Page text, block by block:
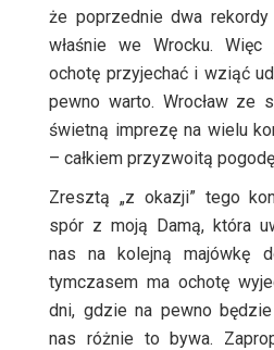
że poprzednie dwa rekordy
właśnie we Wrocku.
ochotę przyjechać i wziąć
pewno warto. Wrocław ze
świetną imprezę na wielu
– całkiem przyzwoitą pogodę
Zresztą „z okazji” tego
spór z moją Damą, która
nas na kolejną majówkę
tymczasem ma ochotę
dni, gdzie na pewno
nas różnie to bywa.